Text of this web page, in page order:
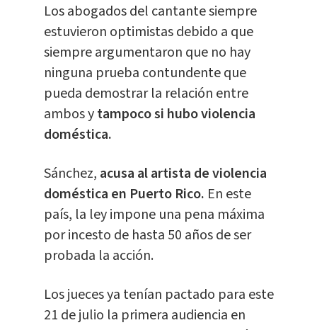
Los abogados del cantante siempre
estuvieron optimistas debido a que
siempre argumentaron que no hay
ninguna prueba contundente que
pueda demostrar la relación entre
ambos ytampoco si hubo violencia
doméstica.
Sánchez, acusa al artista de violencia
doméstica en Puerto Rico. En este
país, la ley impone una pena máxima
por incesto de hasta 50 años de ser
probada la acción.
Los jueces ya tenían pactado para este
21 de julio la primera audiencia en